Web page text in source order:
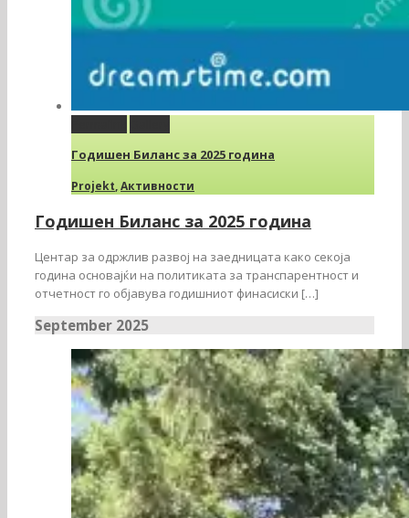
Годишен Биланс за 2025 година
Projekt,Активности
Годишен Биланс за 2025 година
Центар за одржлив развој на заедницата како секоја
година основајќи на политиката за транспарентност и
отчетност го објавува годишниот финасиски […]
September 2025